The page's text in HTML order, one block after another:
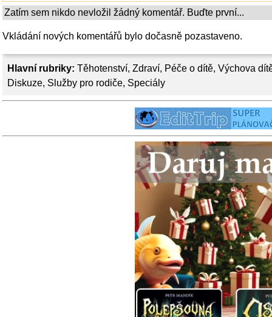
Hlavní rubriky: Těhotenství, Zdraví, Péče o dítě, Výchova
Diskuze, Služby pro rodiče, Speciály
Zatím sem nikdo nevložil žádný komentář. Buďte první...
Vkládání nových komentářů bylo dočasně pozastaveno.